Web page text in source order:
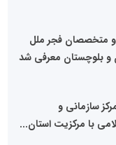
و متخصصان فجر ملل
و بلوچستان معرفی شد
سازمانی و
با مرکزیت استان...